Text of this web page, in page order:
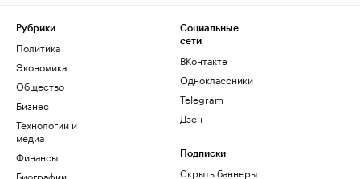
Рубрики
Политика
Экономика
Общество
Бизнес
Технологии и
медиа
Финансы
Биографии
Социальные
сети
ВКонтакте
Одноклассники
Telegram
Дзен
Подписки
Скрыть баннеры